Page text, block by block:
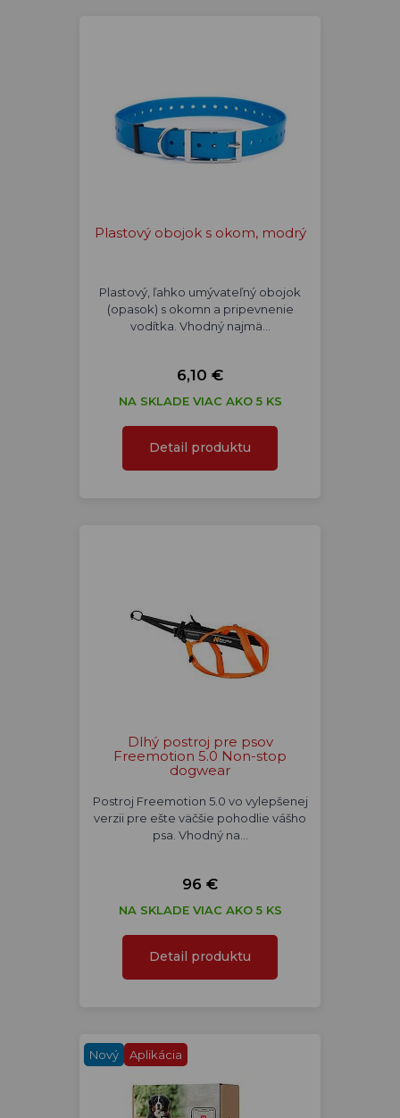
Plastový obojok s okom, modrý
Plastový, ľahko umývateľný obojok
(opasok) s okomn a pripevnenie
vodítka. Vhodný najmä…
6,10 €
NA SKLADE VIAC AKO 5 KS
Detail produktu
Dlhý postroj pre psov
Freemotion 5.0 Non-stop
dogwear
Postroj Freemotion 5.0 vo vylepšenej
verzii pre ešte väčšie pohodlie vášho
psa. Vhodný na…
96 €
NA SKLADE VIAC AKO 5 KS
Detail produktu
Nový Aplikácia